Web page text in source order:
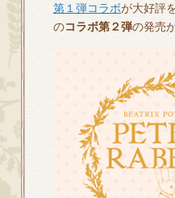
第１弾コラボが大好評
のコラボ第２弾の発売